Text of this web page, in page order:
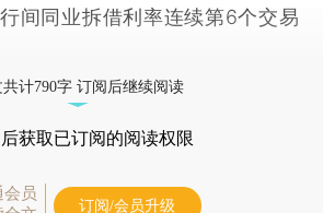
间同业拆借利率连续第6个交易
计790字 订阅后继续阅读
后获取已订阅的阅读权限
会员
订阅/会员升级